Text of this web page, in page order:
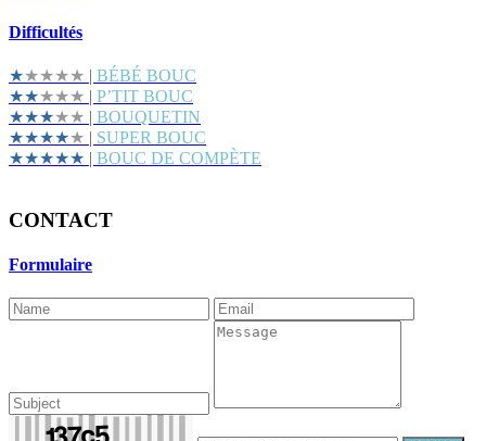
Difficultés
★★★★★ | BÉBÉ BOUC
★★★★★ | P’TIT BOUC
★★★★★ | BOUQUETIN
★★★★★ | SUPER BOUC
★★★★★ | BOUC DE COMPÈTE
CONTACT
Formulaire